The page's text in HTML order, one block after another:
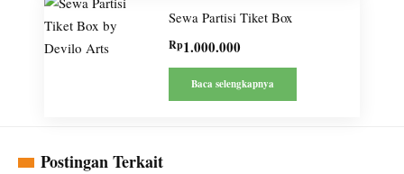
Sewa Partisi Tiket Box
Rp1.000.000
Baca selengkapnya
Postingan Terkait